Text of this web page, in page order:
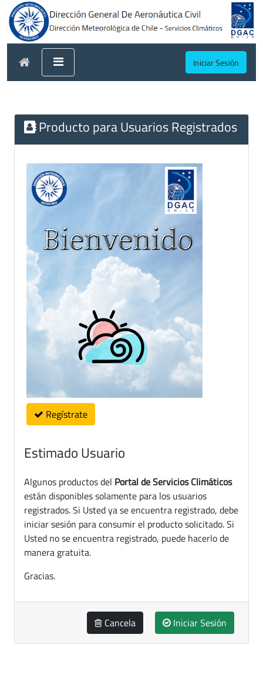
Iniciar Sesión
Producto para Usuarios Registrados
Regístrate
Estimado Usuario
Algunos productos del Portal de Servicios Climáticos
están disponibles solamente para los usuarios
registrados. Si Usted ya se encuentra registrado, debe
iniciar sesión para consumir el producto solicitado. Si
Usted no se encuentra registrado, puede hacerlo de
manera gratuita.
Gracias.
Cancela Iniciar Sesión